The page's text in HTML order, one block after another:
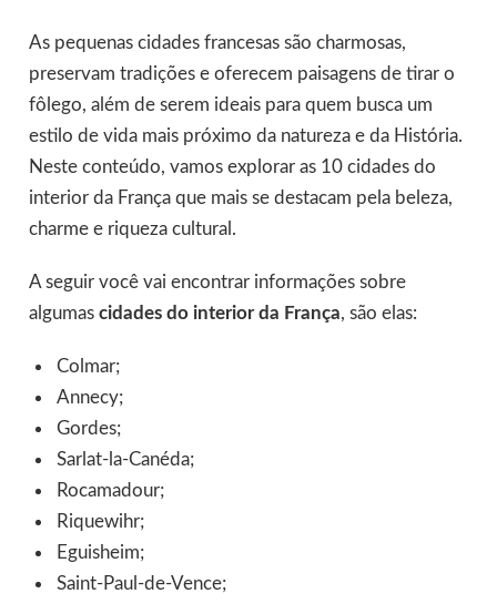
As pequenas cidades francesas são charmosas,
preservam tradições e oferecem paisagens de tirar o
fôlego, além de serem ideais para quem busca um
estilo de vida mais próximo da natureza e da História.
Neste conteúdo, vamos explorar as 10 cidades do
interior da França que mais se destacam pela beleza,
charme e riqueza cultural.
A seguir você vai encontrar informações sobre
algumas cidades do interior da França, são elas:
Colmar;
Annecy;
Gordes;
Sarlat-la-Canéda;
Rocamadour;
Riquewihr;
Eguisheim;
Saint-Paul-de-Vence;